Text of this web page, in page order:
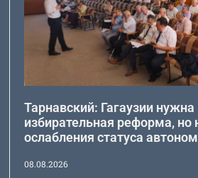
Тарнавский: Гагаузии нужна
избирательная реформа, но
ослабления статуса
08.08.2026